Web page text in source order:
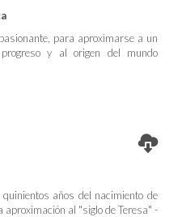
para aproximarse a un
y al origen del mundo
años del nacimiento de
al "siglo de Teresa" -